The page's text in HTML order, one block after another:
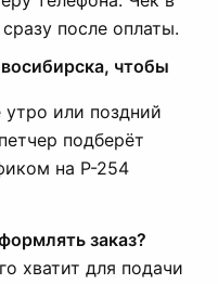
после оплаты.
чтобы
или поздний
подберёт
на Р-254
заказ?
хватит для подачи